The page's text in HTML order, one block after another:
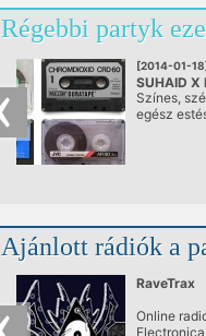
Régebbi partyk
[2014-01-
SUHAID X
CRIMSON
@ Toldi
Színes,
egész
Ajánlott rádiók a
RaveTrax
Online